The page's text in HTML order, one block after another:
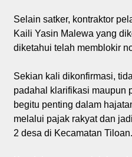
Selain satker, kontraktor
Kaili Yasin Malewa yang
diketahui telah memblokir
Sekian kali dikonfirmasi,
padahal klarifikasi maupun
begitu penting dalam
melalui pajak rakyat dan
2 desa di Kecamatan Tiloan.